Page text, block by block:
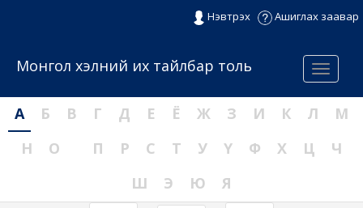
Нэвтрэх Ашиглах заавар
Menu
Монгол хэлний их тайлбар толь
А Б В Г Д Е Ё Ж З И К Л
М
Н
О П Р С Т У Ү Ф Х Ц
Ч
Ш
Э Ю Я